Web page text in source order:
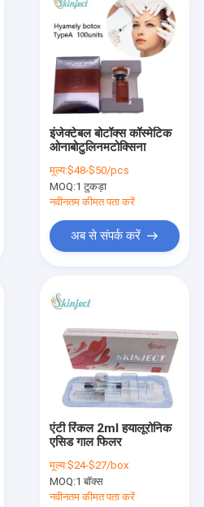
इंजेक्टेबल बोटॉक्स कॉस्मेटिक
ओनाबोटुलिनमटोक्सिना
मूल्य:$48-$50/pcs
MOQ:1 टुकड़ा
नवीनतम कीमत पता करें
अब से संपर्क करें
एंटी रिंकल 2ml हयालूरोनिक
एसिड गाल फिलर
मूल्य:$24-$27/box
MOQ:1 बॉक्स
नवीनतम कीमत पता करें